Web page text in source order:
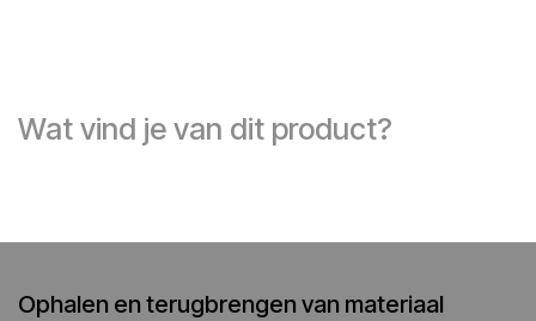
Wat vind je van dit product?
Ophalen en terugbrengen van materiaal